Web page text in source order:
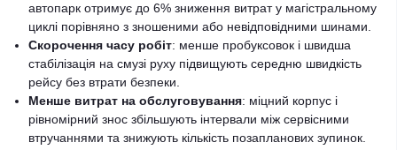
автопарк отримує до 6% зниження витрат у магістральному
циклі порівняно з зношеними або невідповідними шинами.
Скорочення часу робіт: менше пробуксовок і швидша
стабілізація на смузі руху підвищують середню швидкість
рейсу без втрати безпеки.
Менше витрат на обслуговування: міцний корпус і
рівномірний знос збільшують інтервали між сервісними
втручаннями та знижують кількість позапланових зупинок.